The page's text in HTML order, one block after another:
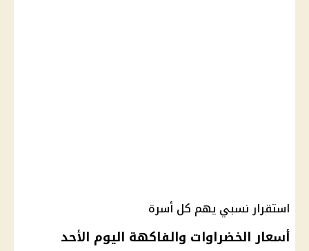
استقرار نسبي يهم كل أسرة
أسعار الخضراوات والفاكهة اليوم الأحد